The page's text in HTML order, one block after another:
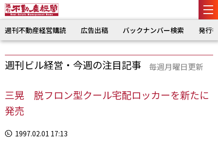
週刊不動産経営購読 広告出稿 バックナンバー検索 発行
週刊ビル経営・今週の注目記事 毎週月曜日更新
三晃 脱フロン型クール宅配ロッカーを新たに
発売
1997.02.01 17:13